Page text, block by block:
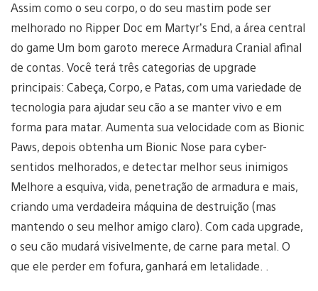
Assim como o seu corpo, o do seu mastim pode ser
melhorado no Ripper Doc em Martyr’s End, a área central
do game Um bom garoto merece Armadura Cranial afinal
de contas. Você terá três categorias de upgrade
principais: Cabeça, Corpo, e Patas, com uma variedade de
tecnologia para ajudar seu cão a se manter vivo e em
forma para matar. Aumenta sua velocidade com as Bionic
Paws, depois obtenha um Bionic Nose para cyber-
sentidos melhorados, e detectar melhor seus inimigos
Melhore a esquiva, vida, penetração de armadura e mais,
criando uma verdadeira máquina de destruição (mas
mantendo o seu melhor amigo claro). Com cada upgrade,
o seu cão mudará visivelmente, de carne para metal. O
que ele perder em fofura, ganhará em letalidade. .